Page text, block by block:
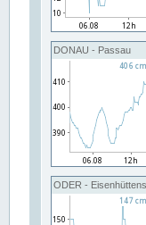
DONAU - Passau
ODER -